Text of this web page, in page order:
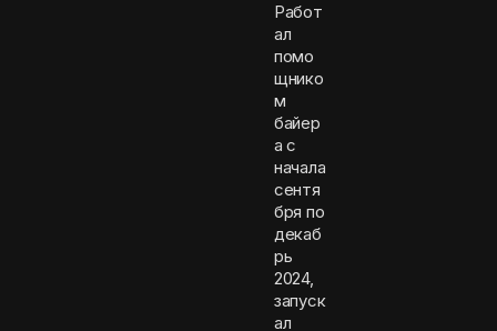
Работ
ал
помо
щнико
м
байер
а с
начала
сентя
бря по
декаб
рь
2024,
запуск
ал